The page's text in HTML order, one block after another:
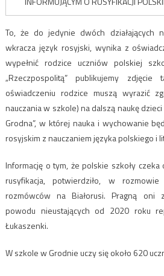
To, że do jedynie dwóch działających
wkracza język rosyjski, wynika z
wypełnić rodzice uczniów polskiej
„Rzeczpospolitą” publikujemy zdjęcie
oświadczeniu rodzice muszą wyrazić
nauczania w szkole) na dalszą naukę
Grodna”, w której nauka i wychowanie
rosyjskim z nauczaniem języka polskiego i
Informację o tym, że polskie szkoły
rusyfikacja, potwierdziło, w rozmowie
rozmówców na Białorusi. Pragną oni
powodu nieustających od 2020 roku
Łukaszenki.
W szkole w Grodnie uczy się około 620